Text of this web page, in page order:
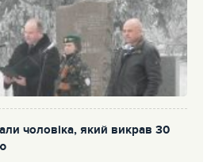
чоловіка, який викрав 30